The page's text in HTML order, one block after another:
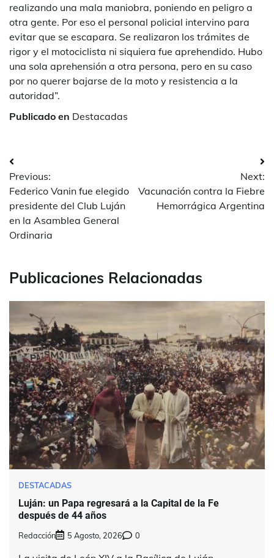
realizando una mala maniobra, poniendo en peligro a
otra gente. Por eso el personal policial intervino para
evitar que se escapara. Se realizaron los trámites de
rigor y el motociclista ni siquiera fue aprehendido. Hubo
una sola aprehensión a otra persona, pero en su caso
por no querer bajarse de la moto y resistencia a la
autoridad”.
Publicado en Destacadas
Navegación
de
entradas
Previous:
Federico Vanin fue elegido
presidente del Club Luján
en la Asamblea General
Ordinaria
Next:
Vacunación contra la Fiebre
Hemorrágica Argentina
Publicaciones Relacionadas
DESTACADAS
Luján: un Papa regresará a la Capital de la Fe
después de 44 años
Redacción 5 Agosto, 2026 0